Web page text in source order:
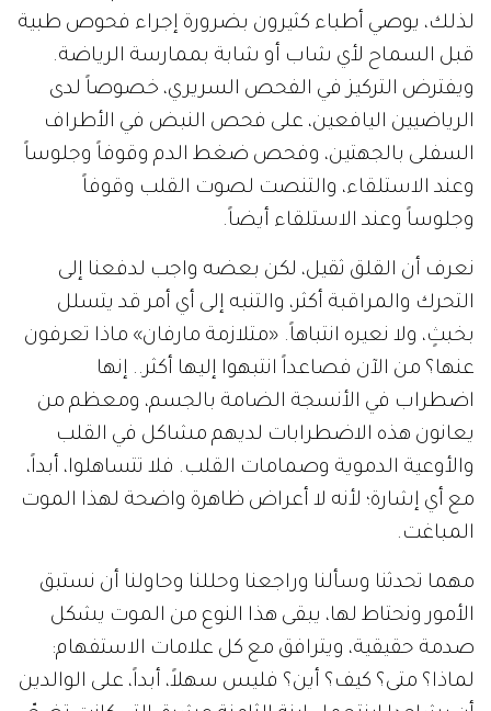
لذلك، يوصي أطباء كثيرون بضرورة إجراء فحوص طبية
قبل السماح لأي شاب أو شابة بممارسة الرياضة.
ويفترض التركيز في الفحص السريري، خصوصاً لدى
الرياضيين اليافعين، على فحص النبض في الأطراف
السفلى بالجهتين، وفحص ضغط الدم وقوفاً وجلوساً
وعند الاستلقاء، والتنصت لصوت القلب وقوفاً
وجلوساً وعند الاستلقاء أيضاً.
نعرف أن القلق ثقيل، لكن بعضه واجب لدفعنا إلى
التحرك والمراقبة أكثر، والتنبه إلى أي أمر قد يتسلل
بخبثٍ، ولا نعيره انتباهاً. «متلازمة مارفان» ماذا تعرفون
عنها؟ من الآن فصاعداً انتبهوا إليها أكثر.. إنها
اضطراب في الأنسجة الضامة بالجسم، ومعظم من
يعانون هذه الاضطرابات لديهم مشاكل في القلب
والأوعية الدموية وصمامات القلب. فلا تتساهلوا، أبداً،
مع أي إشارة؛ لأنه لا أعراض ظاهرة واضحة لهذا الموت
المباغت.
مهما تحدثنا وسألنا وراجعنا وحللنا وحاولنا أن نستبق
الأمور ونحتاط لها، يبقى هذا النوع من الموت يشكل
صدمة حقيقية، ويترافق مع كل علامات الاستفهام:
لماذا؟ متى؟ كيف؟ أين؟ فليس سهلاً، أبداً، على الوالدين